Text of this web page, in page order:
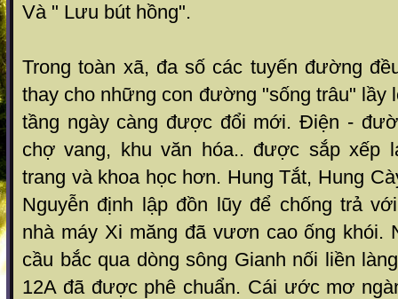
Và " Lưu bút hồng".
Trong toàn xã, đa số các tuyến đường
thay cho những con đường "sống trâu" lầy
tầng ngày càng được đổi mới. Điện -
chợ vang, khu văn hóa.. được sắp xếp
trang và khoa học hơn. Hung Tắt, Hung
Nguyễn định lập đồn lũy để chống trả
nhà máy Xi măng đã vươn cao ống khói.
cầu bắc qua dòng sông Gianh nối liền
12A đã được phê chuẩn. Cái ước mơ